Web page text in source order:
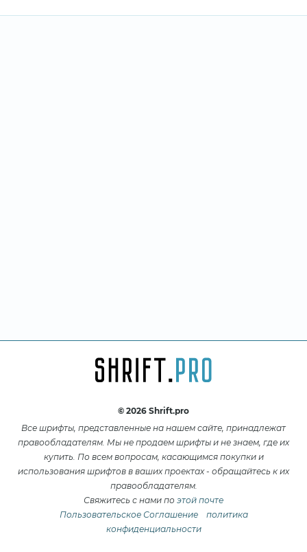
© 2026 Shrift.pro
Все шрифты, представленные на нашем сайте, принадлежат
правообладателям. Мы не продаем шрифты и не знаем, где их
купить. По всем вопросам, касающимся покупки и
использования шрифтов в ваших проектах - обращайтесь к их
правообладателям.
Свяжитесь с нами по этой почте
Пользовательское Соглашение
политика
конфиденциальности